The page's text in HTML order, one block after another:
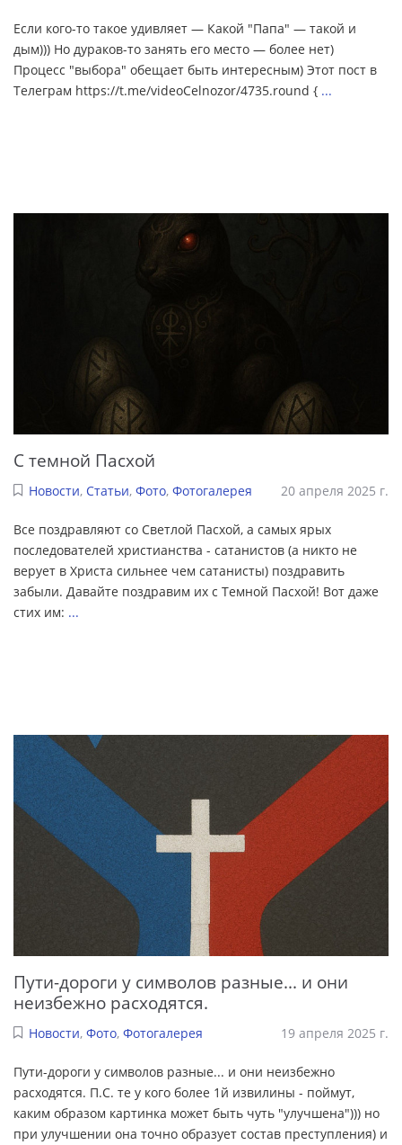
Если кого-то такое удивляет — Какой "Папа" — такой и
дым))) Но дураков-то занять его место — более нет)
Процесс "выбора" обещает быть интересным) Этот пост в
Телеграм https://t.me/videoCelnozor/4735.round { ...
С темной Пасхой
Новости, Статьи, Фото, Фотогалерея 20 апреля 2025 г.
Все поздравляют со Светлой Пасхой, а самых ярых
последователей христианства - сатанистов (а никто не
верует в Христа сильнее чем сатанисты) поздравить
забыли. Давайте поздравим их с Темной Пасхой! Вот даже
стих им: ...
Пути-дороги у символов разные... и они
неизбежно расходятся.
Новости, Фото, Фотогалерея 19 апреля 2025 г.
Пути-дороги у символов разные... и они неизбежно
расходятся. П.С. те у кого более 1й извилины - поймут,
каким образом картинка может быть чуть "улучшена"))) но
при улучшении она точно образует состав преступления) и